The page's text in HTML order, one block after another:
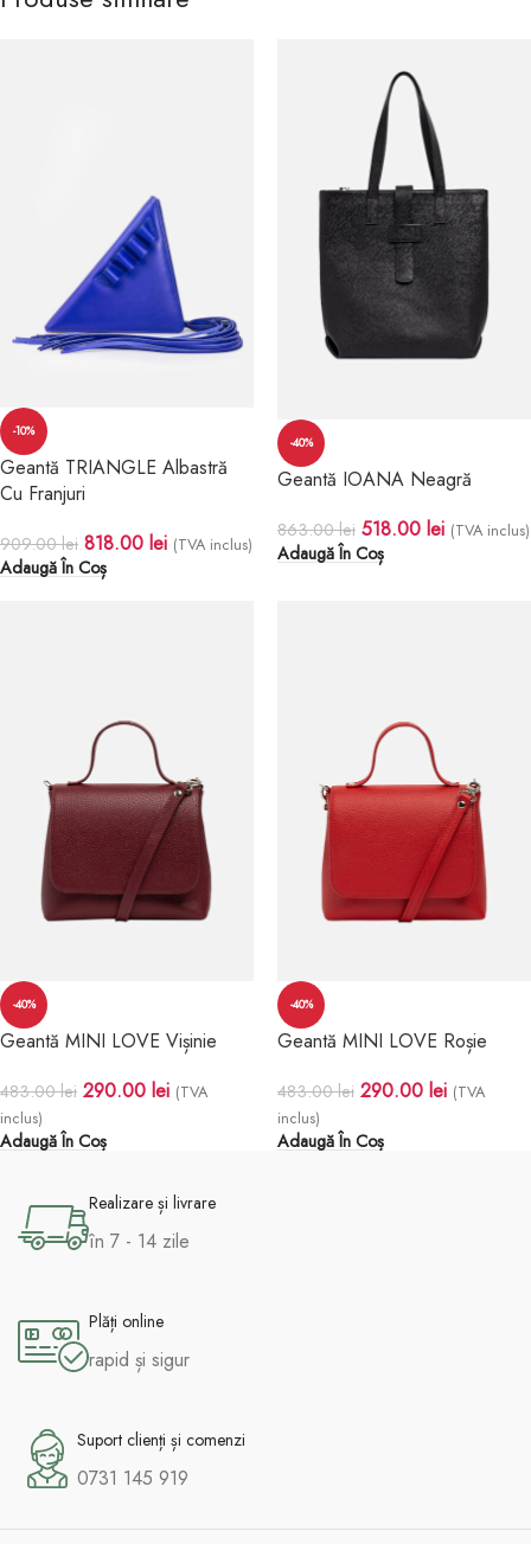
-10%
Geantă TRIANGLE Albastră
Cu Franjuri
909.00lei 818.00 lei (TVA inclus)
Adaugă În Coș
-40%
Geantă IOANA Neagră
863.00lei 518.00 lei (TVA inclus)
Adaugă În Coș
-40%
Geantă MINI LOVE Vișinie
483.00lei 290.00 lei (TVA
inclus)
Adaugă În Coș
-40%
Geantă MINI LOVE Roșie
483.00lei 290.00 lei (TVA
inclus)
Adaugă În Coș
Realizare și livrare
în 7 - 14 zile
Plăți online
rapid și sigur
Suport clienți și comenzi
0731 145 919